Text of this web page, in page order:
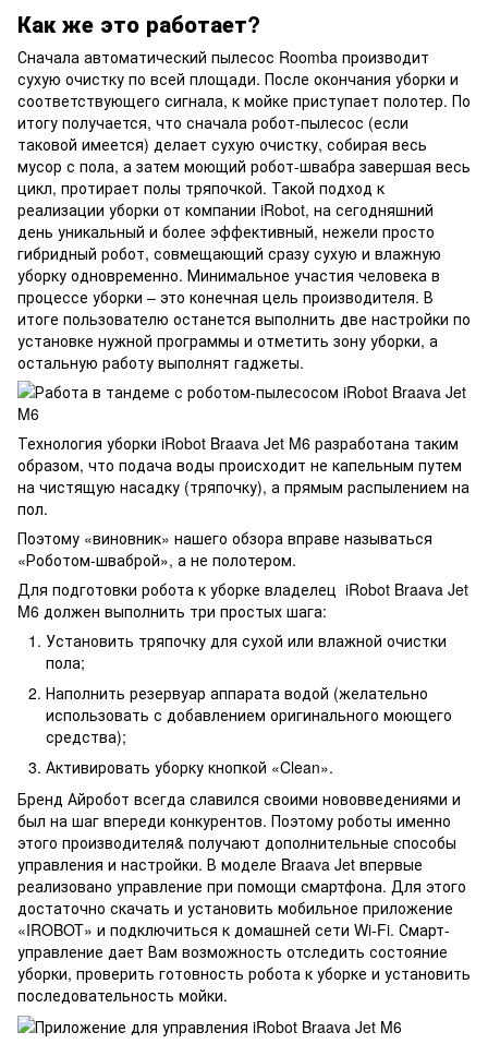
Как же это работает?
Сначала автоматический пылесос Roomba производит
сухую очистку по всей площади. После окончания уборки и
соответствующего сигнала, к мойке приступает полотер. По
итогу получается, что сначала робот-пылесос (если
таковой имеется) делает сухую очистку, собирая весь
мусор с пола, а затем моющий робот-швабра завершая весь
цикл, протирает полы тряпочкой. Такой подход к
реализации уборки от компании iRobot, на сегодняшний
день уникальный и более эффективный, нежели просто
гибридный робот, совмещающий сразу сухую и влажную
уборку одновременно. Минимальное участия человека в
процессе уборки – это конечная цель производителя. В
итоге пользователю останется выполнить две настройки по
установке нужной программы и отметить зону уборки, а
остальную работу выполнят гаджеты.
Технология уборки iRobot Braava Jet M6 разработана таким
образом, что подача воды происходит не капельным путем
на чистящую насадку (тряпочку), а прямым распылением на
пол.
Поэтому «виновник» нашего обзора вправе называться
«Роботом-шваброй», а не полотером.
Для подготовки робота к уборке владелец iRobot Braava Jet
M6 должен выполнить три простых шага:
Установить тряпочку для сухой или влажной очистки
пола;
Наполнить резервуар аппарата водой (желательно
использовать с добавлением оригинального моющего
средства);
Активировать уборку кнопкой «Clean».
Бренд Айробот всегда славился своими нововведениями и
был на шаг впереди конкурентов. Поэтому роботы именно
этого производителя& получают дополнительные способы
управления и настройки. В моделе Braava Jet впервые
реализовано управление при помощи смартфона. Для этого
достаточно скачать и установить мобильное приложение
«IROBOT» и подключиться к домашней сети Wi-Fi. Смарт-
управление дает Вам возможность отследить состояние
уборки, проверить готовность робота к уборке и установить
последовательность мойки.